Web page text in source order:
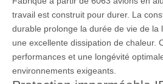
travail est construit pour durer. La
durable prolonge la durée de vie de la
une excellente dissipation de chaleur.
performances et une longévité
environnements exigeants.